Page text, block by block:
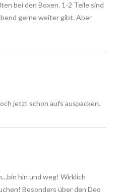
bei den Boxen. 1-2 Teile sind
gerne weiter gibt. Aber
jetzt schon aufs auspacken.
hin und weg! Wirklich
Besonders über den Deo